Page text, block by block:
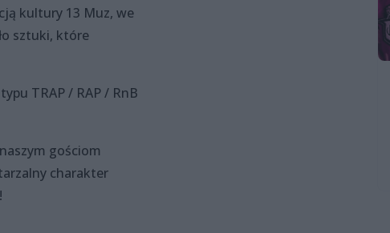
kultury 13 Muz, we
sztuki, które
TRAP / RAP / RnB
gościom
charakter